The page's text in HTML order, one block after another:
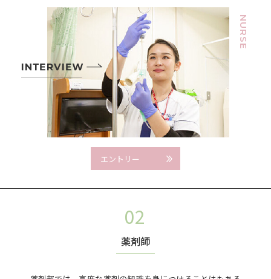
NURSE
エントリー
薬剤師